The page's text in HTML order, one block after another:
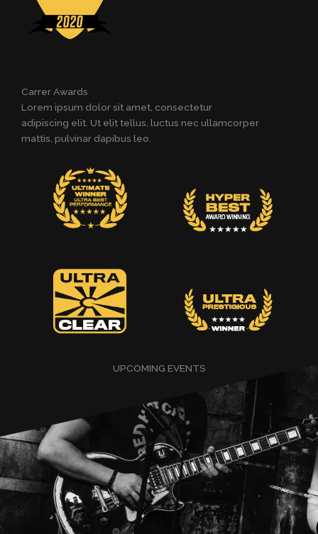
Carrer Awards
Lorem ipsum dolor sit amet, consectetur
adipiscing elit. Ut elit tellus, luctus nec ullamcorper
mattis, pulvinar dapibus leo.
UPCOMING EVENTS